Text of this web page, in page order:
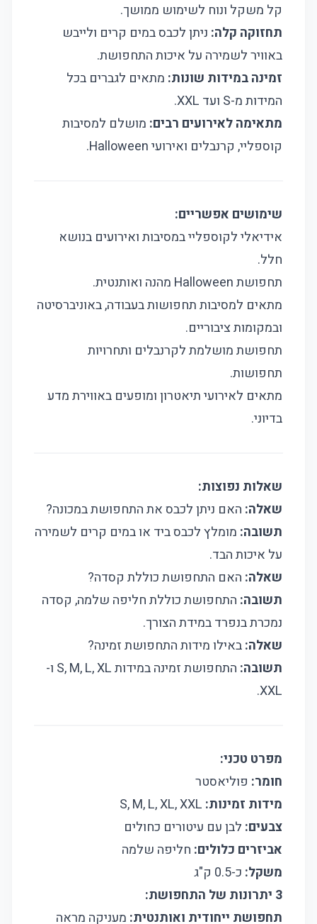
קל משקל ונוח לשימוש ממושך.
תחזוקה קלה: ניתן לכבס במים קרים ולייבש
באוויר לשמירה על איכות התחפושת.
זמינה במידות שונות: מתאים לגברים בכל
המידות מ-S ועד XXL.
מתאימה לאירועים רבים: מושלם למסיבות
קוספליי, קרנבלים ואירועי Halloween.
שימושים אפשריים:
אידיאלי לקוספליי במסיבות ואירועים בנושא
חלל.
תחפושת Halloween מהנה ואותנטית.
מתאים למסיבות תחפושות בעבודה, באוניברסיטה
ובמקומות ציבוריים.
תחפושת מושלמת לקרנבלים ותחרויות
תחפושות.
מתאים לאירועי תיאטרון ומופעים באווירת מדע
בדיוני.
שאלות נפוצות:
שאלה: האם ניתן לכבס את התחפושת במכונה?
תשובה: מומלץ לכבס ביד או במים קרים לשמירה
על איכות הבד.
שאלה: האם התחפושת כוללת קסדה?
תשובה: התחפושת כוללת חליפה שלמה, קסדה
נמכרת בנפרד במידת הצורך.
שאלה:באילו מידות התחפושת זמינה?
תשובה:
התחפושת זמינה במידות S, M, L, XL ו-
XXL.
מפרט טכני:
חומר: פוליאסטר
מידות זמינות:
צבעים: לבן עם עיטורים כחולים
אביזרים כלולים: חליפה שלמה
משקל: כ-0.5 ק"ג
3 יתרונות של התחפושת:
תחפושת ייחודית ואותנטית: מעניקה מראה